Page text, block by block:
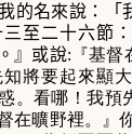
的名來說：「
三至二十六節
』或說:『基督
將要起來顯
。看哪！我預
在曠野裡。』